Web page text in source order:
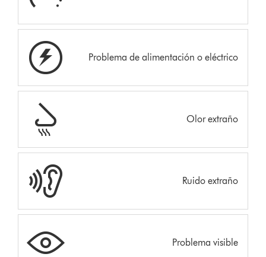
Problema de alimentación o eléctrico
Olor extraño
Ruido extraño
Problema visible